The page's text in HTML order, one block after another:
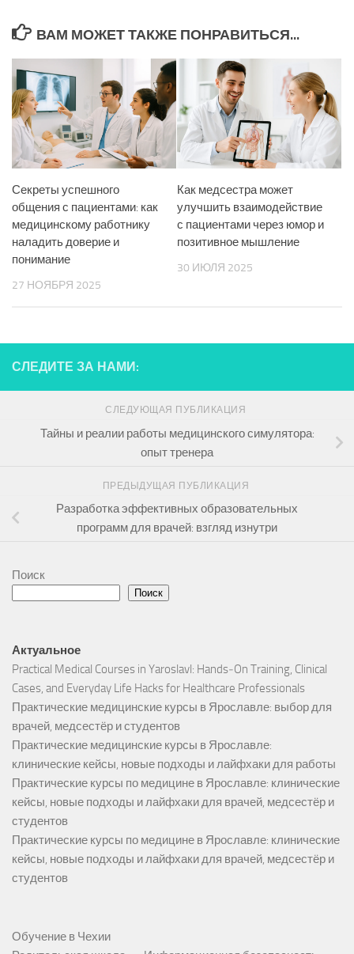
ВАМ МОЖЕТ ТАКЖЕ ПОНРАВИТЬСЯ...
Секреты успешного
общения с пациентами: как
медицинскому работнику
наладить доверие и
понимание
27 НОЯБРЯ 2025
Как медсестра может
улучшить взаимодействие
с пациентами через юмор и
позитивное мышление
30 ИЮЛЯ 2025
СЛЕДИТЕ ЗА НАМИ:
СЛЕДУЮЩАЯ ПУБЛИКАЦИЯ
Тайны и реалии работы медицинского симулятора:
опыт тренера
ПРЕДЫДУЩАЯ ПУБЛИКАЦИЯ
Разработка эффективных образовательных
программ для врачей: взгляд изнутри
Поиск
Поиск
Актуальное
Practical Medical Courses in Yaroslavl: Hands‑On Training, Clinical
Cases, and Everyday Life Hacks for Healthcare Professionals
Практические медицинские курсы в Ярославле: выбор для
врачей, медсестёр и студентов
Практические медицинские курсы в Ярославле:
клинические кейсы, новые подходы и лайфхаки для работы
Практические курсы по медицине в Ярославле: клинические
кейсы, новые подходы и лайфхаки для врачей, медсестёр и
студентов
Практические курсы по медицине в Ярославле: клинические
кейсы, новые подходы и лайфхаки для врачей, медсестёр и
студентов
Обучение в Чехии